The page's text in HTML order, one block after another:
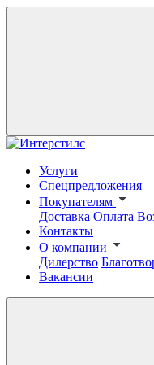
Услуги
Спецпредложения
Покупателям
Доставка Оплата
Контакты
О компании
Дилерство
Вакансии